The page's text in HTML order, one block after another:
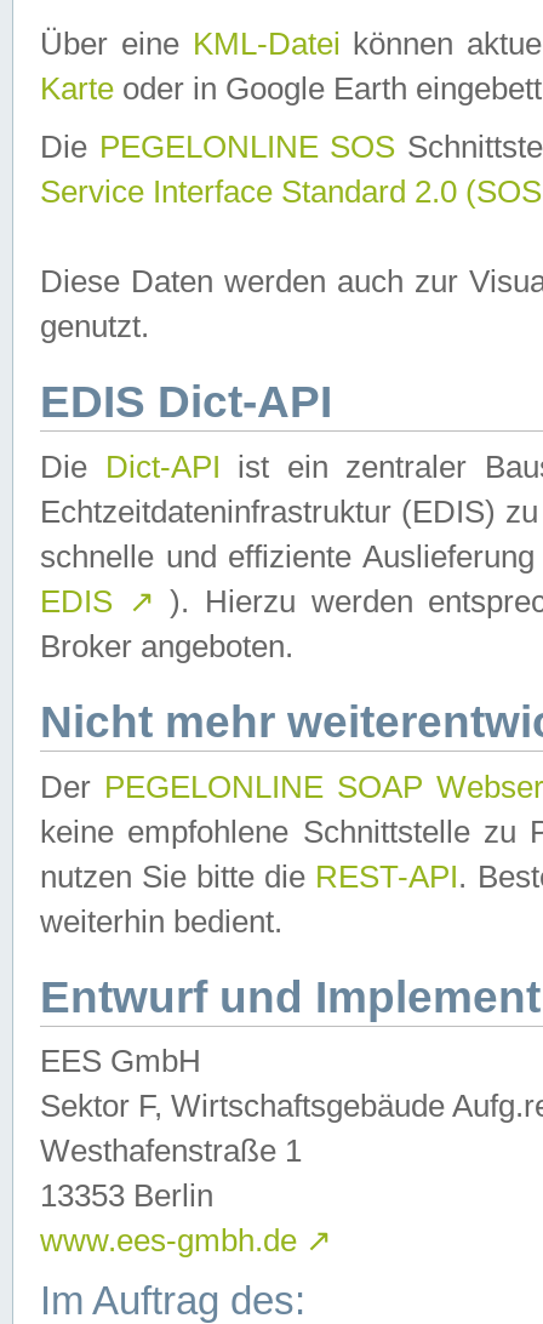
Über eine KML-Datei können
Karte oder in Google Earth
Die PEGELONLINE SOS
Service Interface Standard 2.0
Diese Daten werden auch zur
genutzt.
EDIS Dict-API
Die Dict-API ist ein zentraler
Echtzeitdateninfrastruktur (EDIS)
schnelle und effiziente
EDIS ↗ ). Hierzu werden
Broker angeboten.
Nicht mehr
Der PEGELONLINE SOAP
keine empfohlene Schnittstelle zu
nutzen Sie bitte die REST-API.
weiterhin bedient.
Entwurf und
EES GmbH
Sektor F, Wirtschaftsgebäude
Westhafenstraße 1
13353 Berlin
www.ees-gmbh.de ↗
Im Auftrag des: